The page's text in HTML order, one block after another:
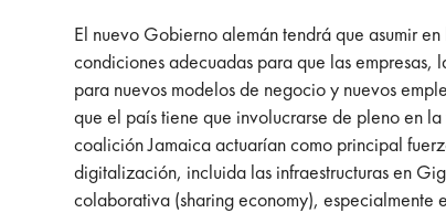
El nuevo Gobierno alemán tendrá que asumir
condiciones adecuadas para que las
para nuevos modelos de negocio y nuevos
que el país tiene que involucrarse de pleno en
coalición Jamaica actuarían como principal
digitalización, incluida las infraestructuras en
colaborativa (sharing economy), especialmente